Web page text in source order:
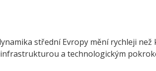
střední Evropy mění rychleji než
a technologickým